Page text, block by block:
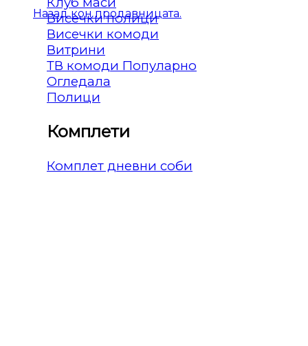
Назад кон продавницата.
Висечки полици
Висечки комоди
Витрини
ТВ комоди
Огледала
Полици
Комплети
Комплет дневни соби